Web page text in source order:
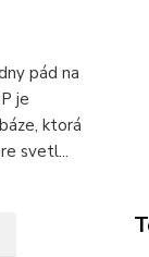
pád na
je
ktorá
svetl...